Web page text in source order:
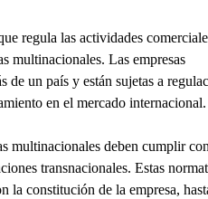
regula las actividades
multinacionales. Las empresas
de un país y están sujetas a
en el mercado internacional.
multinacionales deben cumplir
transnacionales. Estas
la constitución de la empresa,